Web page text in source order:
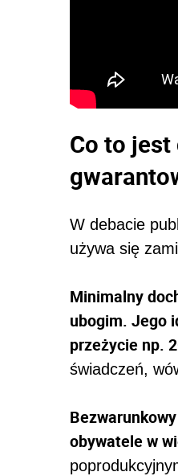
Co to
W debacie
używa się
Minimalny
ubogim. Jego
przeżycie np.
świadczeń,
obywatele w